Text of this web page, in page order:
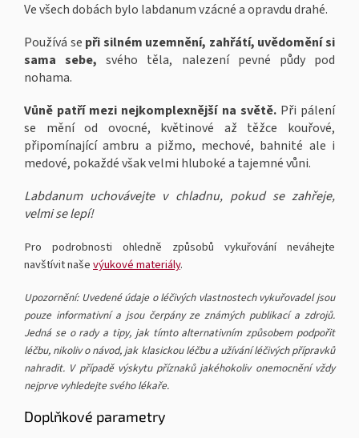
Ve všech dobách bylo labdanum vzácné a opravdu drahé.
Používá se při silném uzemnění, zahřátí, uvědomění si
sama sebe, svého těla, nalezení pevné půdy pod
nohama.
Vůně patří mezi nejkomplexnější na světě.Při pálení
se mění od ovocné, květinové až těžce kouřové,
připomínající ambru a pižmo, mechové, bahnité ale i
medové, pokaždé však velmi hluboké a tajemné vůni.
Labdanum uchovávejte v chladnu, pokud se zahřeje,
velmi se lepí!
Pro podrobnosti ohledně způsobů vykuřování neváhejte
navštívit naševýukové materiály.
Upozornění: Uvedené údaje o léčivých vlastnostech vykuřovadel jsou
pouze informativní a jsou čerpány ze známých publikací a zdrojů.
Jedná se o rady a tipy, jak tímto alternativním způsobem podpořit
léčbu, nikoliv o návod, jak klasickou léčbu a užívání léčivých přípravků
nahradit. V případě výskytu příznaků jakéhokoliv onemocnění vždy
nejprve vyhledejte svého lékaře.
Doplňkové parametry